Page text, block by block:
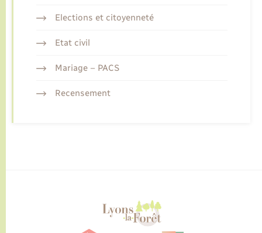
Elections et citoyenneté
Etat civil
Mariage – PACS
Recensement